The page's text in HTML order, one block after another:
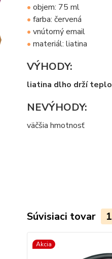
• objem: 75 ml
• farba: červená
• vnútorný email
• materiál: liatina
VÝHODY:
liatina dlho drží teplo
NEVÝHODY:
väčšia hmotnosť
Súvisiaci tovar 1
Akcia